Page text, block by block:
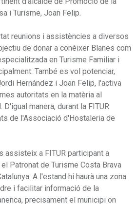
i Turisme, Joan Felip.
reunions i assistències a diversos
de donar a conèixer Blanes com
en Turisme Familiar i
També es vol potenciar,
Hernández i Joan Felip, l'activa
autoritats en la matèria al
manera, durant la FITUR
de l'Associació d'Hostaleria de
assisteix a FITUR participant a
Patronat de Turisme Costa Brava
A l'estand hi haurà una zona
i facilitar informació de la
precisament el municipi on